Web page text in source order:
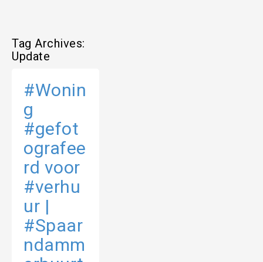
Tag Archives:
Update
#Wonin
g
#gefot
ografee
rd voor
#verhu
ur |
#Spaar
ndamm